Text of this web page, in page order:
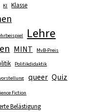
KI Klasse
Lehre
MINT
MvB-Preis
Politikdidaktik
queer Quiz
Fiction
Belästigung